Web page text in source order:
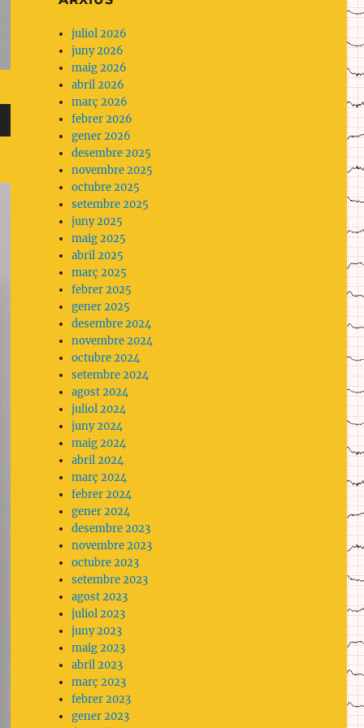
ens
no
fer
servir
analgèsia
parenteral
com
a
primera
opció.
juliol 2026
juny 2026
maig 2026
abril 2026
març 2026
febrer 2026
gener 2026
desembre 2025
novembre 2025
octubre 2025
setembre 2025
juny 2025
maig 2025
abril 2025
març 2025
febrer 2025
gener 2025
desembre 2024
novembre 2024
octubre 2024
setembre 2024
agost 2024
juliol 2024
juny 2024
maig 2024
abril 2024
març 2024
febrer 2024
gener 2024
desembre 2023
novembre 2023
octubre 2023
setembre 2023
agost 2023
juliol 2023
juny 2023
maig 2023
abril 2023
març 2023
febrer 2023
gener 2023